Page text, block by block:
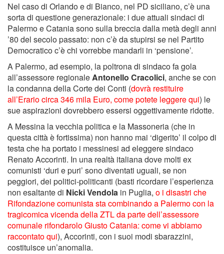
Nel caso di Orlando e di Bianco, nel PD siciliano, c’è una
sorta di questione generazionale: i due attuali sindaci di
Palermo e Catania sono sulla breccia dalla metà degli anni
’80 del secolo passato: non c’è da stupirsi se nel Partito
Democratico c’è chi vorrebbe mandarli in ‘pensione’.
A Palermo, ad esempio, la poltrona di sindaco fa gola
all’assessore regionaleAntonello Cracolici, anche se con
la condanna della Corte dei Conti (dovrà restituire
all’Erario circa 346 mila Euro, come potete leggere qui) le
sue aspirazioni dovrebbero essersi oggettivamente ridotte.
A Messina la vecchia politica e la Massoneria (che in
questa città è fortissima) non hanno mai ‘digerito’ il colpo di
testa che ha portato i messinesi ad eleggere sindaco
Renato Accorinti. In una realtà italiana dove molti ex
comunisti ‘duri e puri’ sono diventati uguali, se non
peggiori, dei politici-politicanti (basti ricordare l’esperienza
non esaltante di Nicki Vendola in Puglia, o i disastri che
Rifondazione comunista sta combinando a Palermo con la
tragicomica vicenda della ZTL da parte dell’assessore
comunale rifondarolo Giusto Catania: come vi abbiamo
raccontato qui), Accorinti, con i suoi modi sbarazzini,
costituisce un’anomalia.